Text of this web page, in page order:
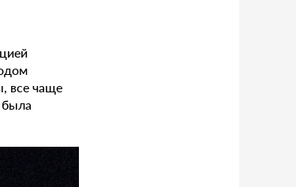
все чаще